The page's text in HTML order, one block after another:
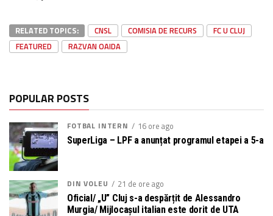
RELATED TOPICS: CNSL COMISIA DE RECURS
FC U CLUJ
FEATURED
RAZVAN OAIDA
POPULAR POSTS
FOTBAL INTERN 16 ore ago
SuperLiga – LPF a anunțat programul etapei a 5-a
DIN VOLEU 21 de ore ago
Oficial/ „U” Cluj s-a despărțit de Alessandro
Murgia/ Mijlocașul italian este dorit de UTA